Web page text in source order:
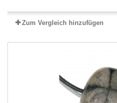
Zum Vergleich hinzufügen